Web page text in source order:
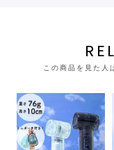
この商品を見た人